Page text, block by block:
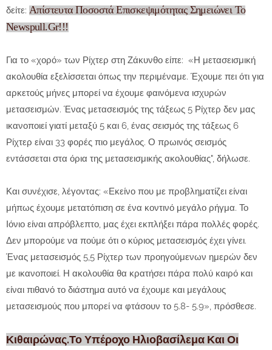
δείτε: Απίστευτα Ποσοστά Επισκεψιμότητας Σημειώνει Το
Newspull.Gr!!!
Για το «χορό» των Ρίχτερ στη Ζάκυνθο είπε: «Η μετασεισμική
ακολουθία εξελίσσεται όπως την περιμέναμε. Έχουμε πει ότι για
αρκετούς μήνες μπορεί να έχουμε φαινόμενα ισχυρών
μετασεισμών. Ένας μετασεισμός της τάξεως 5 Ρίχτερ δεν μας
ικανοποιεί γιατί μεταξύ 5 και 6, ένας σεισμός της τάξεως 6
Ρίχτερ είναι 33 φορές πιο μεγάλος. Ο πρωινός σεισμός
εντάσσεται στα όρια της μετασεισμικής ακολουθίας", δήλωσε.
Και συνέχισε, λέγοντας: «Εκείνο που με προβληματίζει είναι
μήπως έχουμε μετατόπιση σε ένα κοντινό μεγάλο ρήγμα. Το
Ιόνιο είναι απρόβλεπτο, μας έχει εκπλήξει πάρα πολλές φορές.
Δεν μπορούμε να πούμε ότι ο κύριος μετασεισμός έχει γίνει.
Ένας μετασεισμός 5,5 Ρίχτερ των προηγούμενων ημερών δεν
με ικανοποιεί. Η ακολουθία θα κρατήσει πάρα πολύ καιρό και
είναι πιθανό το διάστημα αυτό να έχουμε και μεγάλους
μετασεισμούς που μπορεί να φτάσουν το 5.8- 5.9», πρόσθεσε.
Κιθαιρώνας.Το Υπέροχο Ηλιοβασίλεμα Και Οι